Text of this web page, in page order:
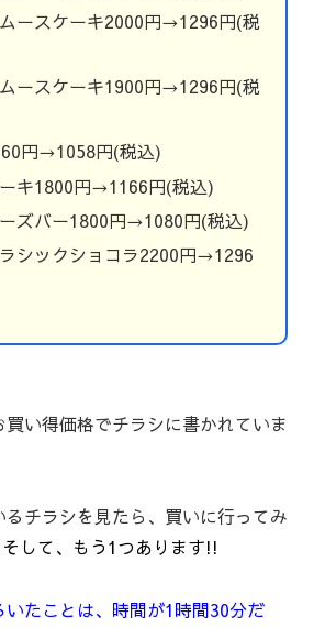
ースケーキ2000円→1296円(税
ースケーキ1900円→1296円(税
円→1058円(税込)
キ1800円→1166円(税込)
ズバー1800円→1080円(税込)
シックショコラ2200円→1296
い得価格でチラシに書かれていま
チラシを見たら、買いに行ってみ
そして、もう1つあります!!
たことは、時間が1時間30分だ